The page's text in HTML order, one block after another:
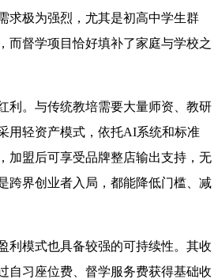
求极为强烈，尤其是初高中学生群
而督学项目恰好填补了家庭与学校之
。与传统教培需要大量师资、教研
用轻资产模式，依托AI系统和标准
加盟后可享受品牌整店输出支持，无
跨界创业者入局，都能降低门槛、减
模式也具备较强的可持续性。其收
自习座位费、督学服务费获得基础收